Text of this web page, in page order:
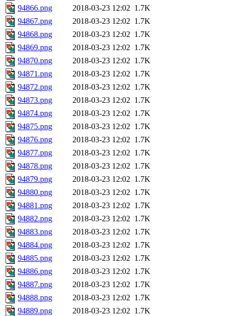
94866.png
2018-03-23 12:02 1.7K
94867.png
2018-03-23 12:02 1.7K
94868.png
2018-03-23 12:02 1.7K
94869.png
2018-03-23 12:02 1.7K
94870.png
2018-03-23 12:02 1.7K
94871.png
2018-03-23 12:02 1.7K
94872.png
2018-03-23 12:02 1.7K
94873.png
2018-03-23 12:02 1.7K
94874.png
2018-03-23 12:02 1.7K
94875.png
2018-03-23 12:02 1.7K
94876.png
2018-03-23 12:02 1.7K
94877.png
2018-03-23 12:02 1.7K
94878.png
2018-03-23 12:02 1.7K
94879.png
2018-03-23 12:02 1.7K
94880.png
2018-03-23 12:02 1.7K
94881.png
2018-03-23 12:02 1.7K
94882.png
2018-03-23 12:02 1.7K
94883.png
2018-03-23 12:02 1.7K
94884.png
2018-03-23 12:02 1.7K
94885.png
2018-03-23 12:02 1.7K
94886.png
2018-03-23 12:02 1.7K
94887.png
2018-03-23 12:02 1.7K
94888.png
2018-03-23 12:02 1.7K
94889.png
2018-03-23 12:02 1.7K